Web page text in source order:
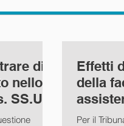
di
nello
SS.UU.
Effetti
della
Per il